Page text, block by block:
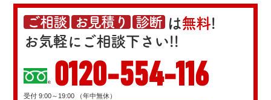
ご相談 お見積り 診断 は無料!
お気軽にご相談下さい!!
0120-554-116
受付 9:00～19:00 （年中無休）